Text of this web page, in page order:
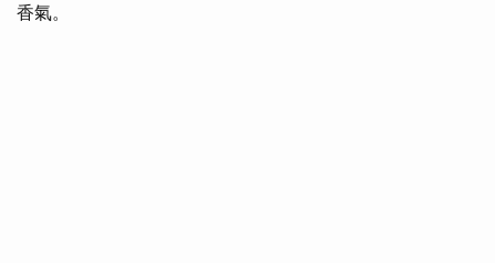
香氣。